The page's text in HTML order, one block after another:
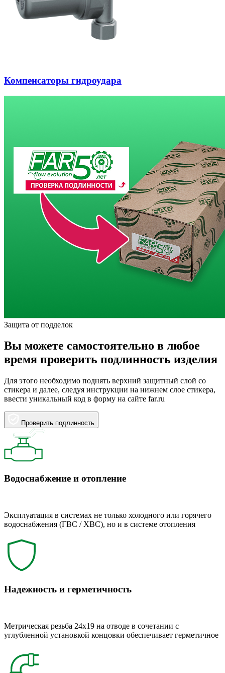
Компенсаторы гидроудара
Защита от подделок
Вы можете самостоятельно в любое
время проверить подлинность изделия
Для этого необходимо поднять верхний защитный слой со
стикера и далее, следуя инструкции на нижнем слое стикера,
ввести уникальный код в форму на сайте far.ru
Проверить подлинность
Водоснабжение и отопление
Эксплуатация в системах не только холодного или горячего
водоснабжения (ГВС / ХВС), но и в системе отопления
Надежность и герметичность
Метрическая резьба 24x19 на отводе в сочетании с
углубленной установкой концовки обеспечивает герметичное